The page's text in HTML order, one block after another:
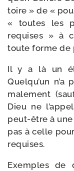
toire » de «
« toutes les
requises » à
toute forme de
Il y a là un
Quelqu’un
ma­le­ment
Dieu ne
peut-​être à
pas à celle
requises.
Exemples de